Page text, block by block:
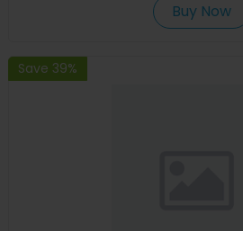
Buy Now
Save 39%